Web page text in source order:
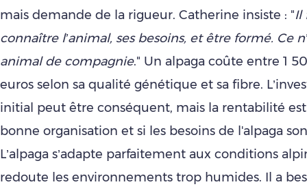
mais demande de la rigueur. Catherine insiste : "Il
connaître l’animal, ses besoins, et être formé. Ce
animal de compagnie." Un alpaga coûte entre 1
euros selon sa qualité génétique et sa fibre.
initial peut être conséquent, mais la rentabilité
bonne organisation et si les besoins de l'alpaga
L’alpaga s’adapte parfaitement aux conditions
redoute les environnements trop humides. Il a